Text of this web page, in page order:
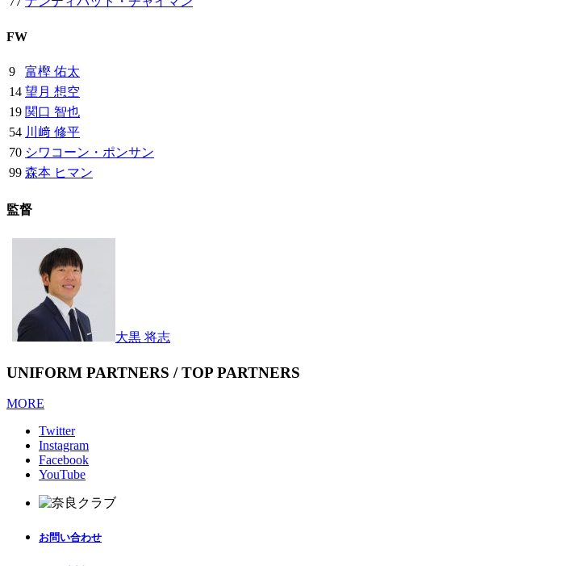
FW
9
富樫 佑太
14 望月 想空
19 関口 智也
54 川﨑 修平
70 シワコーン・ポンサン
99 森本 ヒマン
監督
大黒 将志
UNIFORM PARTNERS / TOP PARTNERS
MORE
Twitter
Instagram
Facebook
YouTube
お問い合わせ